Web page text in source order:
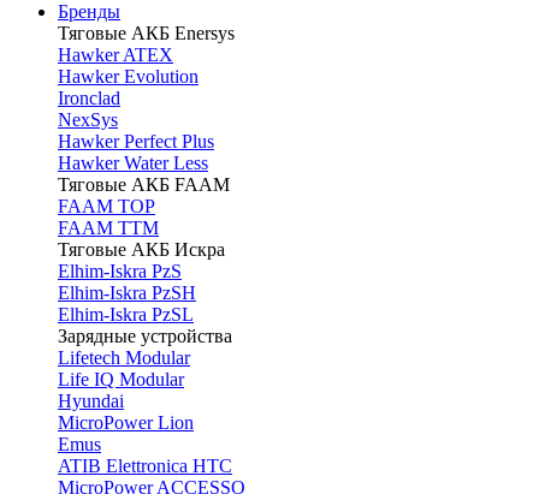
Бренды
Тяговые АКБ Enersys
Hawker ATEX
Hawker Evolution
Ironclad
NexSys
Hawker Perfect Plus
Hawker Water Less
Тяговые АКБ FAAM
FAAM TOP
FAAM TTM
Тяговые АКБ Искра
Elhim-Iskra PzS
Elhim-Iskra PzSH
Elhim-Iskra PzSL
Зарядные устройства
Lifetech Modular
Life IQ Modular
Hyundai
MicroPower Lion
Emus
ATIB Elettronica HTC
MicroPower ACCESSO